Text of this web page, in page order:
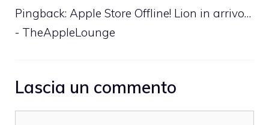
Pingback: Apple Store Offline! Lion in arrivo…
- TheAppleLounge
Lascia un commento